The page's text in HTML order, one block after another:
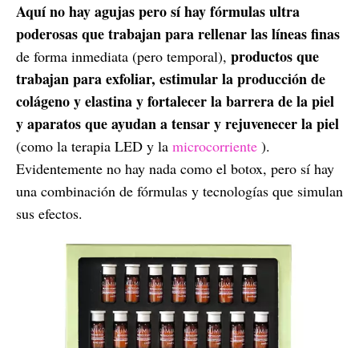
Aquí no hay agujas pero sí hay fórmulas ultra
poderosas que trabajan para rellenar las líneas finas
de forma inmediata (pero temporal), productos que
trabajan para exfoliar, estimular la producción de
colágeno y elastina y fortalecer la barrera de la piel
y aparatos que ayudan a tensar y rejuvenecer la piel
(como la terapia LED y la microcorriente ).
Evidentemente no hay nada como el botox, pero sí hay
una combinación de fórmulas y tecnologías que simulan
sus efectos.